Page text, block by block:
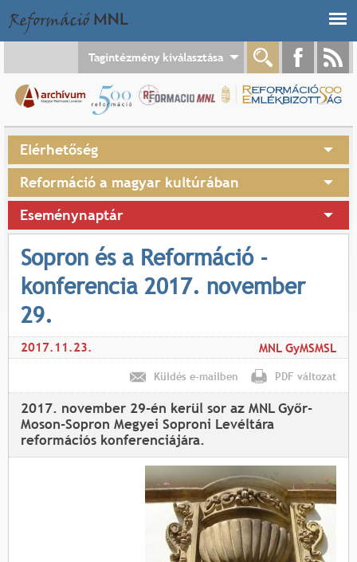
Tagintézmény kiválasztása
Elérhetőség
Reformáció a magyar kultúrában
Eseménynaptár
Sopron és a Reformáció -
konferencia 2017. november
29.
2017.11.23. MNL GyMSMSL
Küldés e-mailben PDF változat
2017. november 29-én kerül sor az MNL Győr-
Moson-Sopron Megyei Soproni Levéltára
reformációs konferenciájára.